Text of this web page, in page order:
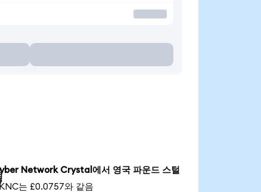
Network Crystal에서 영국 파운드 스털
KNC는 £0.0757와 같음